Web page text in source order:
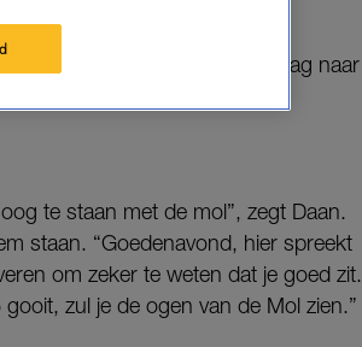
willen natuurlijk alle vier graag naar
te staan met de mol”, zegt Daan.
staan. “Goedenavond, hier spreekt
om zeker te weten dat je goed zit.
zul je de ogen van de Mol zien.”